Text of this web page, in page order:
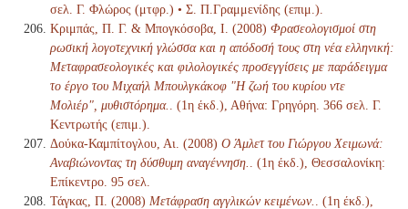
σελ. Γ. Φλώρος (μτφρ.) • Σ. Π.Γραμμενίδης (επιμ.).
Κριμπάς, Π. Γ. & Μπογκόσοβα, Ι. (2008) Φρασεολογισμοί στη
ρωσική λογοτεχνική γλώσσα και η απόδοσή τους στη νέα ελληνική:
Μεταφρασεολογικές και φιλολογικές προσεγγίσεις με παράδειγμα
το έργο του Μιχαήλ Μπουλγκάκοφ "Η ζωή του κυρίου ντε
Μολιέρ", μυθιστόρημα.
. (1η έκδ.), Αθήνα: Γρηγόρη. 366 σελ. Γ.
Κεντρωτής (επιμ.).
Δούκα-Καμπίτογλου, Αι. (2008) Ο Άμλετ του Γιώργου Χειμωνά:
Αναβιώνοντας τη δύσθυμη αναγέννηση.
. (1η έκδ.), Θεσσαλονίκη:
Επίκεντρο. 95 σελ.
Τάγκας, Π. (2008) Μετάφραση αγγλικών κειμένων.
. (1η έκδ.),